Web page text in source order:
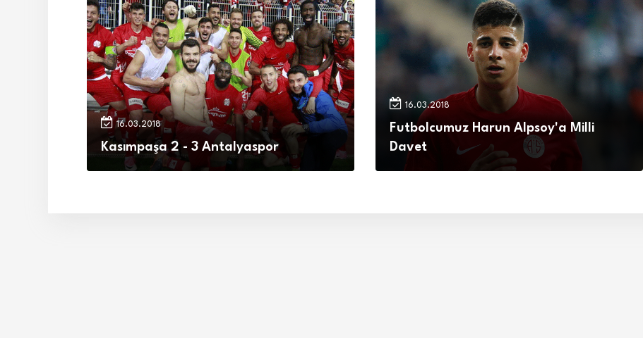
16.03.2018
Kasımpaşa 2 - 3 Antalyaspor
16.03.2018
Futbolcumuz Harun Alpsoy'a Milli
Davet